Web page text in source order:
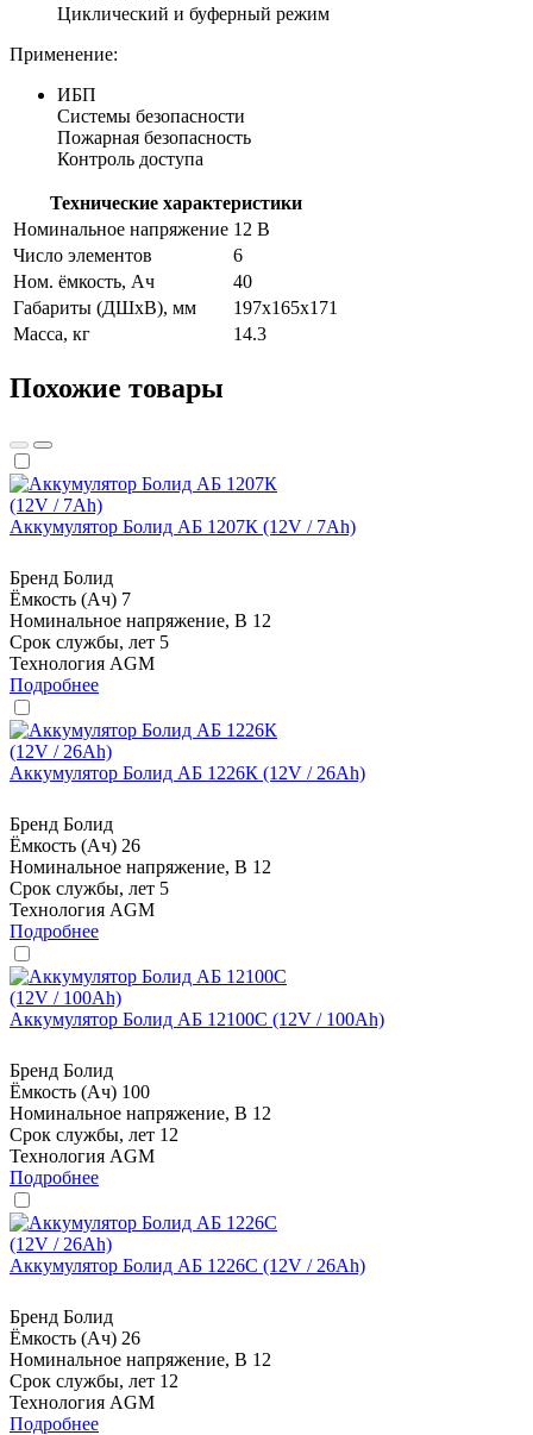
Циклический и буферный режим
Применение:
ИБП
Системы безопасности
Пожарная безопасность
Контроль доступа
Технические характеристики
Номинальное напряжение 12 В
Число элементов
6
Ном. ёмкость, Ач
40
Габариты (ДШхВ), мм
197х165х171
Масса, кг
14.3
Похожие товары
Аккумулятор Болид АБ 1207К (12V / 7Ah)
Бренд Болид
Ёмкость (Ач) 7
Номинальное напряжение, В 12
Срок службы, лет 5
Технология AGM
Подробнее
Аккумулятор Болид АБ 1226К (12V / 26Ah)
Бренд Болид
Ёмкость (Ач) 26
Номинальное напряжение, В 12
Срок службы, лет 5
Технология AGM
Подробнее
Аккумулятор Болид АБ 12100С (12V / 100Ah)
Бренд Болид
Ёмкость (Ач) 100
Номинальное напряжение, В 12
Срок службы, лет 12
Технология AGM
Подробнее
Аккумулятор Болид АБ 1226С (12V / 26Ah)
Бренд Болид
Ёмкость (Ач) 26
Номинальное напряжение, В 12
Срок службы, лет 12
Технология AGM
Подробнее